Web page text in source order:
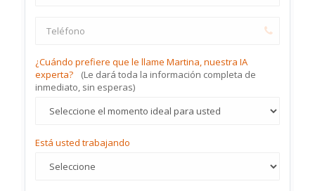
¿Cuándo prefiere que le llame Martina, nuestra IA
experta?
(Le dará toda la información completa de
inmediato, sin esperas)
Está usted trabajando